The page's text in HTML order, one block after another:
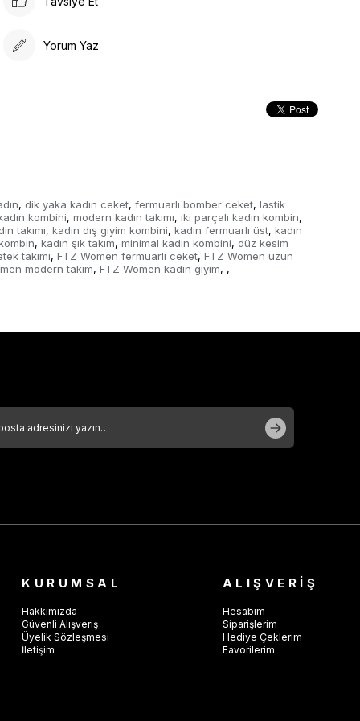
Yorum Yaz
, dik yaka kadın ceket, fermuarlı bomber ceket, lastik
kombini, modern kadın takımı, iki parçalı kadın kombin,
takımı, kadın dış giyim kombini, kadın fermuarlı üst, kadın
, kadın şık takım, minimal kadın kombini, düz kesim
takımı, FTZ Women fermuarlı ceket, FTZ Women uzun
modern takım, FTZ Women kadın giyim, ,
KURUMSAL
Hakkımızda
Güvenli Alışveriş
Üyelik Sözleşmesi
İletişim
ALIŞVERİŞ
Hesabım
Siparişlerim
Hediye Çeklerim
Favorilerim